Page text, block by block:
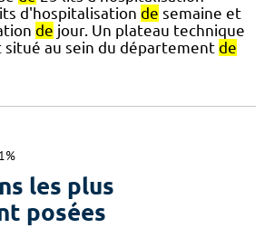
d'hospitalisation de semaine et
de jour. Un plateau technique
situé au sein du département de
les plus
posées